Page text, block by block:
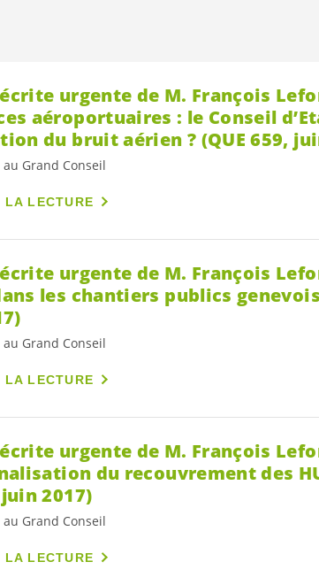
urgente de M. François
aéroportuaires : le Conseil
du bruit aérien ? (QUE 659,
Grand Conseil
LA LECTURE
urgente de M. François
les chantiers publics
Grand Conseil
LA LECTURE
urgente de M. François
du recouvrement des
juin 2017)
Grand Conseil
LA LECTURE